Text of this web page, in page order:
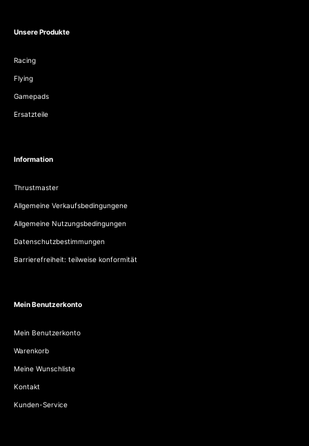
Unsere Produkte
Racing
Flying
Gamepads
Ersatzteile
Information
Thrustmaster
Allgemeine Verkaufsbedingungene
Allgemeine Nutzungsbedingungen
Datenschutzbestimmungen
Barrierefreiheit: teilweise konformität
Mein Benutzerkonto
Mein Benutzerkonto
Warenkorb
Meine Wunschliste
Kontakt
Kunden-Service